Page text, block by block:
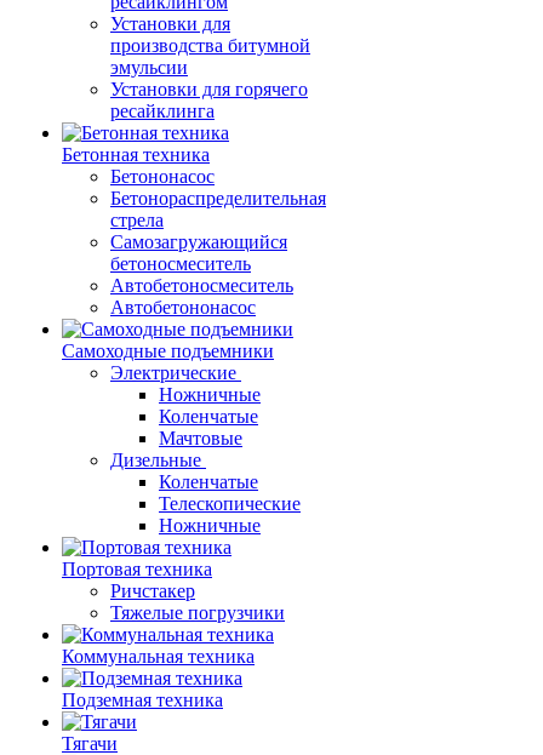
Установки для
производства битумной
эмульсии
Установки для горячего
ресайклинга
Бетонная техника
Бетононасос
Бетонораспределительная
стрела
Самозагружающийся
бетоносмеситель
Автобетоносмеситель
Автобетононасос
Самоходные подъемники
Электрические
Ножничные
Коленчатые
Мачтовые
Дизельные
Коленчатые
Телескопические
Ножничные
Портовая техника
Ричстакер
Тяжелые погрузчики
Коммунальная техника
Подземная техника
Тягачи